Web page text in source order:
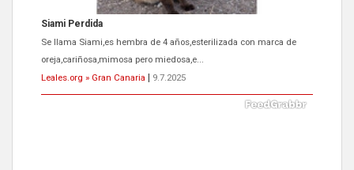
ADOPCIÓN URGENTE GATA TEROR GRAN CANARIA
El ayuntamiento se va a llevar a Los Gatos callejeros de la zona los
próximos días, ella incluida...
Leales.org » Gran Canaria
9.7.2025